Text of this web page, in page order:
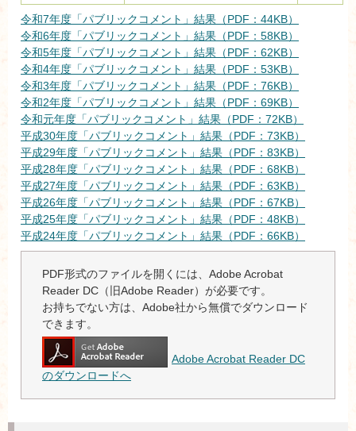
令和7年度「パブリックコメント」結果（PDF：44KB）
令和6年度「パブリックコメント」結果（PDF：58KB）
令和5年度「パブリックコメント」結果（PDF：62KB）
令和4年度「パブリックコメント」結果（PDF：53KB）
令和3年度「パブリックコメント」結果（PDF：76KB）
令和2年度「パブリックコメント」結果（PDF：69KB）
令和元年度「パブリックコメント」結果（PDF：72KB）
平成30年度「パブリックコメント」結果（PDF：73KB）
平成29年度「パブリックコメント」結果（PDF：83KB）
平成28年度「パブリックコメント」結果（PDF：68KB）
平成27年度「パブリックコメント」結果（PDF：63KB）
平成26年度「パブリックコメント」結果（PDF：67KB）
平成25年度「パブリックコメント」結果（PDF：48KB）
平成24年度「パブリックコメント」結果（PDF：66KB）
PDF形式のファイルを開くには、Adobe Acrobat
Reader DC（旧Adobe Reader）が必要です。
お持ちでない方は、Adobe社から無償でダウンロード
できます。
Adobe Acrobat Reader DC
のダウンロードへ